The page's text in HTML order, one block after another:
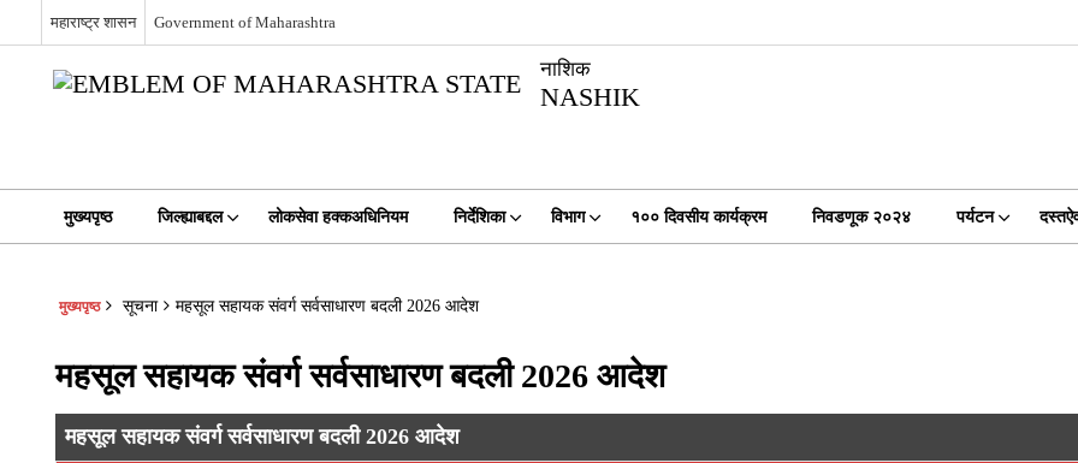
महाराष्ट्र शासन Government of Maharashtra
नाशिक
NASHIK
मुख्यपृष्ठ जिल्ह्याबद्दल लोकसेवा हक्कअधिनियम निर्देशिका विभाग १०० दिवसीय कार्यक्रम निवडणूक २०२४ पर्यटन
मुख्यपृष्ठ सूचना महसूल सहायक संवर्ग सर्वसाधारण बदली 2026 आदेश
महसूल सहायक संवर्ग सर्वसाधारण बदली 2026 आदेश
महसूल सहायक संवर्ग सर्वसाधारण बदली 2026 आदेश